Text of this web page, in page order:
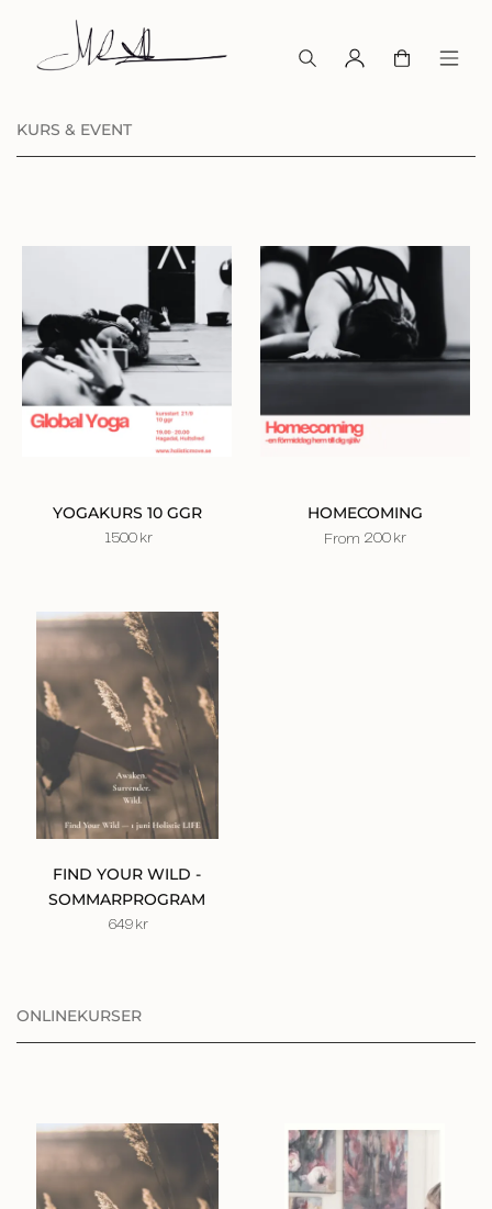
KURS & EVENT
YOGAKURS 10 GGR
1500 kr
HOMECOMING
From 200 kr
FIND YOUR WILD -
SOMMARPROGRAM
649 kr
ONLINEKURSER